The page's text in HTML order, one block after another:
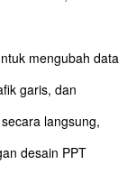
mengubah data
garis, dan
langsung,
desain PPT